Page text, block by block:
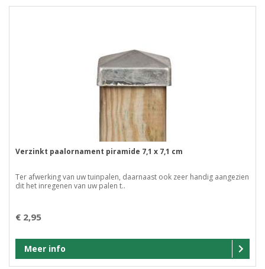
Verzinkt paalornament piramide 7,1 x 7,1 cm
Ter afwerking van uw tuinpalen, daarnaast ook zeer handig aangezien
dit het inregenen van uw palen t..
€ 2,95
Meer info